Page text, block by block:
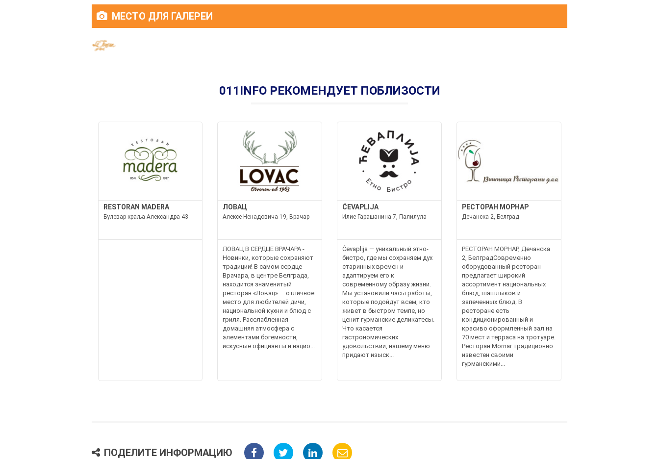
МЕСТО ДЛЯ ГАЛЕРЕИ
011INFO РЕКОМЕНДУЕТ ПОБЛИЗОСТИ
RESTORAN MADERA
Булевар краља Александра 43
ЛОВАЦ
Алексе Ненадовича 19, Врачар
ЛОВАЦ В СЕРДЦЕ ВРАЧАРА -
Новинки, которые сохраняют
традиции! В самом сердце
Врачара, в центре Белграда,
находится знаменитый
ресторан «Ловац» — отличное
место для любителей дичи,
национальной кухни и блюд с
гриля. Расслабленная
домашняя атмосфера с
элементами богемности,
искусные официанты и нацио...
ĆEVAPLIJA
Илие Гарашанина 7, Палилула
Ćevaplija — уникальный этно-
бистро, где мы сохраняем дух
старинных времен и
адаптируем его к
современному образу жизни.
Мы установили часы работы,
которые подойдут всем, кто
живет в быстром темпе, но
ценит гурманские деликатесы.
Что касается
гастрономических
удовольствий, нашему меню
придают изыск...
РЕСТОРАН МОРНАР
Дечанска 2, Белград
РЕСТОРАН МОРНАР, Дечанска
2, БелградСовременно
оборудованный ресторан
предлагает широкий
ассортимент национальных
блюд, шашлыков и
запеченных блюд. В
ресторане есть
кондиционированный и
красиво оформленный зал на
70 мест и терраса на тротуаре.
Ресторан Мornar традиционно
известен своими
гурманскими...
ПОДЕЛИТЕ ИНФОРМАЦИЮ